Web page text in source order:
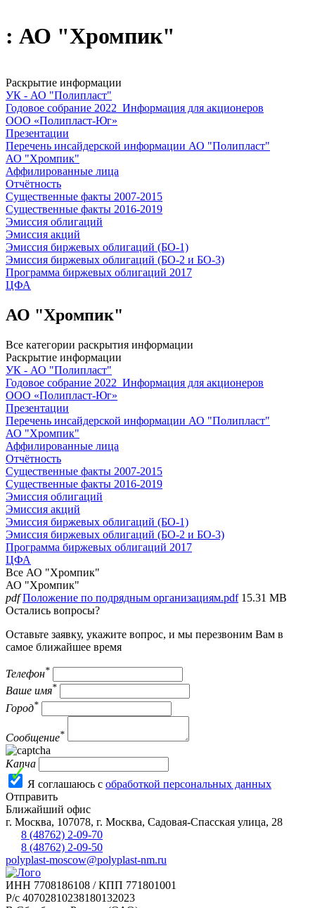
: АО "Хромпик"
Раскрытие информации
УК - АО "Полипласт"
Годовое собрание 2022_Информация для акционеров
ООО «Полипласт-Юг»
Презентации
Перечень инсайдерской информации АО "Полипласт"
АО "Хромпик"
Аффилированные лица
Отчётность
Существенные факты 2007-2015
Существенные факты 2016-2019
Эмиссия облигаций
Эмиссия акций
Эмиссия биржевых облигаций (БО-1)
Эмиссия биржевых облигаций (БО-2 и БО-3)
Программа биржевых облигаций 2017
ЦФА
АО "Хромпик"
Все категории раскрытия информации
Раскрытие информации
УК - АО "Полипласт"
Годовое собрание 2022_Информация для акционеров
ООО «Полипласт-Юг»
Презентации
Перечень инсайдерской информации АО "Полипласт"
АО "Хромпик"
Аффилированные лица
Отчётность
Существенные факты 2007-2015
Существенные факты 2016-2019
Эмиссия облигаций
Эмиссия акций
Эмиссия биржевых облигаций (БО-1)
Эмиссия биржевых облигаций (БО-2 и БО-3)
Программа биржевых облигаций 2017
ЦФА
Все АО "Хромпик"
АО "Хромпик"
pdf Положение по подрядным организациям.pdf 15.31 MB
Остались вопросы?
Оставьте заявку, укажите вопрос, и мы перезвоним Вам в
самое ближайшее время
Телефон*
Ваше имя*
Город*
Сообщение*
Капча
Я соглашаюсь с обработкой персональных данных
Отправить
Ближайший офис
г. Москва, 107078, г. Москва, Садовая-Спасская улица, 28
8 (48762) 2-09-70
8 (48762) 2-09-50
polyplast-moscow@polyplast-nm.ru
ИНН 7708186108 / КПП 771801001
Р/с 40702810238180132023